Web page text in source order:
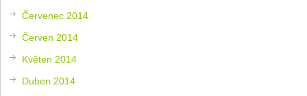
Červenec 2014
Červen 2014
Květen 2014
Duben 2014